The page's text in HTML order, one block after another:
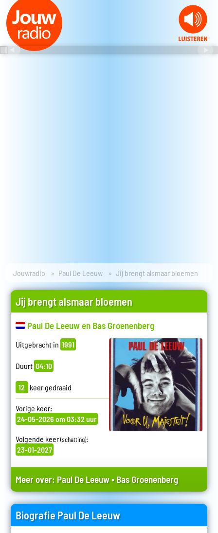
Jouwradio Paul De Leeuw Jij brengt alsmaar bloemen
Jij brengt alsmaar bloemen
Paul De Leeuw en Bas Groenenberg
Uitgebracht in 1991
Duurt 04:10
12 keer gedraaid
Vorige keer:
24-05-2026 om 03:32 uur
Volgende keer(schatting):
23-01-2027
Meer over: Paul De Leeuw•Bas Groenenberg
Biografie Paul De Leeuw